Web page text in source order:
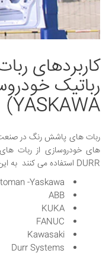
کاربردهای
YASKAWA)
ربات های پاشش رنگ در صنعت
DURR استفاده می کنند به این نشان ها میشود اشاره کرد:
-Yaskawa
ABB
KUKA
FANUC
Kawasaki
Durr Systems